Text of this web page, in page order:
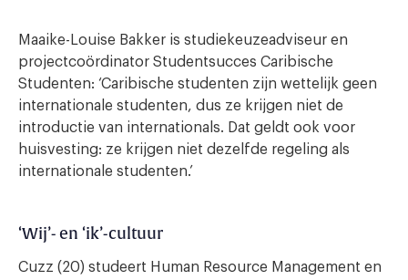
Maaike-Louise Bakker is studiekeuzeadviseur en
projectcoördinator Studentsucces Caribische
Studenten: ‘Caribische studenten zijn wettelijk geen
internationale studenten, dus ze krijgen niet de
introductie van internationals. Dat geldt ook voor
huisvesting: ze krijgen niet dezelfde regeling als
internationale studenten.’
‘Wij’- en ‘ik’-cultuur
Cuzz (20) studeert Human Resource Management en